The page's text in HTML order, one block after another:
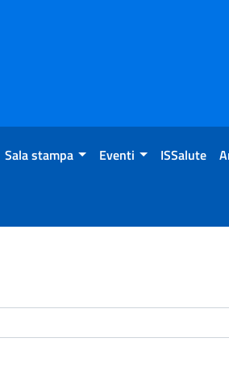
Sala stampa Eventi ISSalute